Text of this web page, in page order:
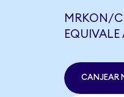
MRKON/
EQUIVALE
CANJEAR